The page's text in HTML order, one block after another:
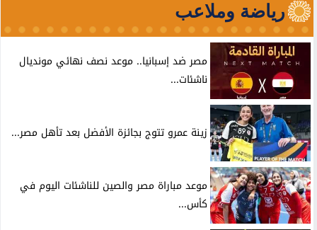
رياضة وملاعب
مصر ضد إسبانيا.. موعد نصف نهائي مونديال
ناشئات...
زينة عمرو تتوج بجائزة الأفضل بعد تأهل مصر...
موعد مباراة مصر والصين للناشئات اليوم في
كأس...